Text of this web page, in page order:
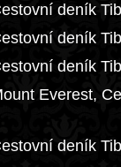
deník
deník
deník
Everest,
deník